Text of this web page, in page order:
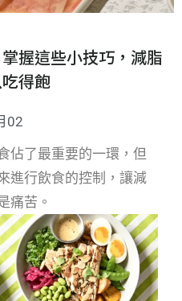
握這些小技巧，減脂
得飽
02
佔了最重要的一環，但
進行飲食的控制，讓減
痛苦。